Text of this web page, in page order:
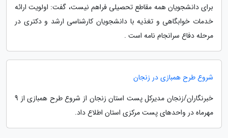
برای دانشجویان همه مقاطع تحصیلی فراهم نیست، گفت: اولویت ارائه
خدمات خوابگاهی و تغذیه با دانشجویان کارشناسی ارشد و دکتری در
مرحله دفاع سرانجام نامه است .
شروع طرح همبازی در زنجان
خبرنگاران/زنجان مدیرکل پست استان زنجان از شروع طرح همبازی از 9
مهرماه در واحدهای پست مرکزی استان اطلاع داد.